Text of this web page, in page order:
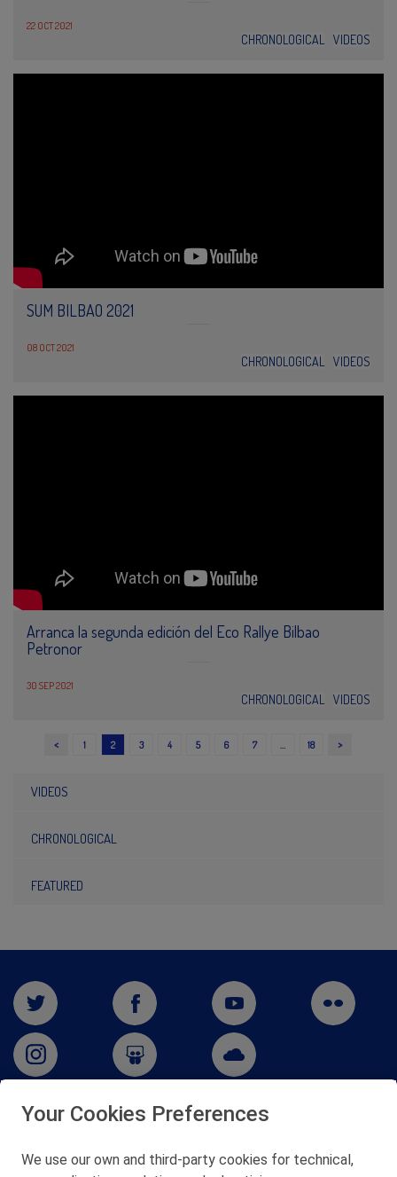
22 OCT 2021
CHRONOLOGICAL VIDEOS
SUM BILBAO 2021
08 OCT 2021
CHRONOLOGICAL VIDEOS
Arranca la segunda edición del Eco Rallye Bilbao
Petronor
30 SEP 2021
CHRONOLOGICAL VIDEOS
< 1 2 3 4 5 6 7 18 >
VIDEOS
CHRONOLOGICAL
FEATURED
48550 Muskiz (Bizkaia)
Telf. 946 357 000
Your Cookies Preferences
We use our own and third-party cookies for technical,